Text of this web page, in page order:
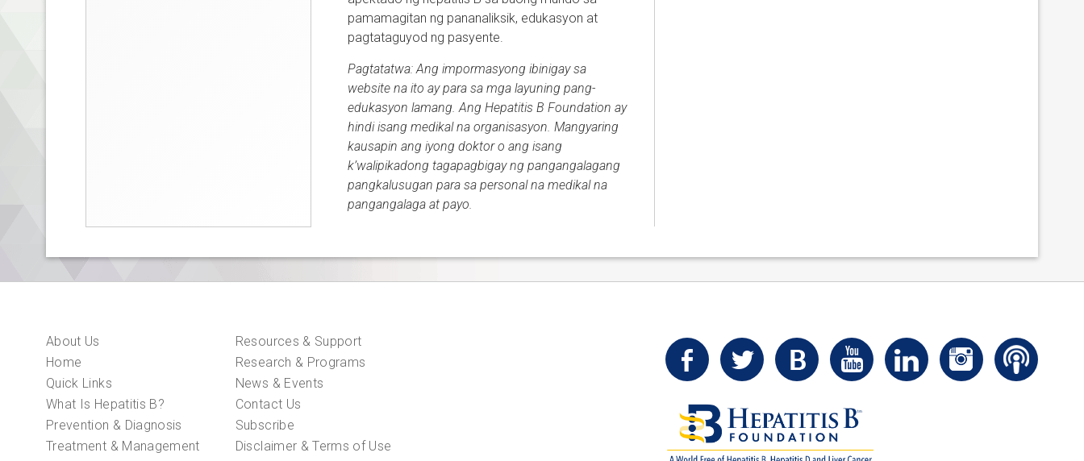
pamamagitan ng pananaliksik, edukasyon at
pagtataguyod ng pasyente.
Pagtatatwa: Ang impormasyong ibinigay sa
website na ito ay para sa mga layuning pang-
edukasyon lamang. Ang Hepatitis B Foundation ay
hindi isang medikal na organisasyon. Mangyaring
kausapin ang iyong doktor o ang isang
k’walipikadong tagapagbigay ng pangangalagang
pangkalusugan para sa personal na medikal na
pangangalaga at payo.
About Us
Home
Quick Links
What Is Hepatitis B?
Prevention & Diagnosis
Treatment & Management
Resources & Support
Research & Programs
News & Events
Contact Us
Subscribe
Disclaimer & Terms of Use